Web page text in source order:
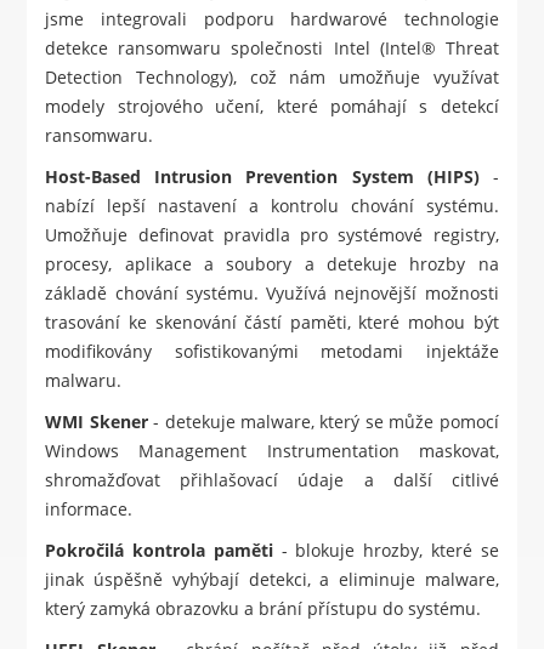
jsme integrovali podporu hardwarové technologie
detekce ransomwaru společnosti Intel (Intel® Threat
Detection Technology), což nám umožňuje využívat
modely strojového učení, které pomáhají s detekcí
ransomwaru.
Host-Based Intrusion Prevention System (HIPS)-
nabízí lepší nastavení a kontrolu chování systému.
Umožňuje definovat pravidla pro systémové registry,
procesy, aplikace a soubory a detekuje hrozby na
základě chování systému. Využívá nejnovější možnosti
trasování ke skenování částí paměti, které mohou být
modifikovány sofistikovanými metodami injektáže
malwaru.
WMI Skener- detekuje malware, který se může pomocí
Windows Management Instrumentation maskovat,
shromažďovat přihlašovací údaje a další citlivé
informace.
Pokročilá kontrola paměti- blokuje hrozby, které se
jinak úspěšně vyhýbají detekci, a eliminuje malware,
který zamyká obrazovku a brání přístupu do systému.